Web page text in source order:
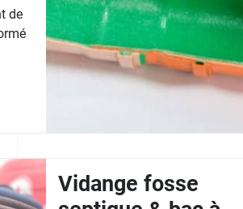
de
Vidange fosse